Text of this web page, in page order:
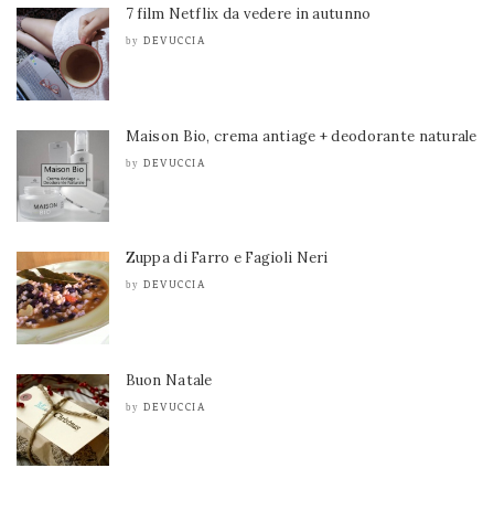
7 film Netflix da vedere in autunno
by DEVUCCIA
Maison Bio, crema antiage + deodorante naturale
by DEVUCCIA
Zuppa di Farro e Fagioli Neri
by DEVUCCIA
Buon Natale
by DEVUCCIA